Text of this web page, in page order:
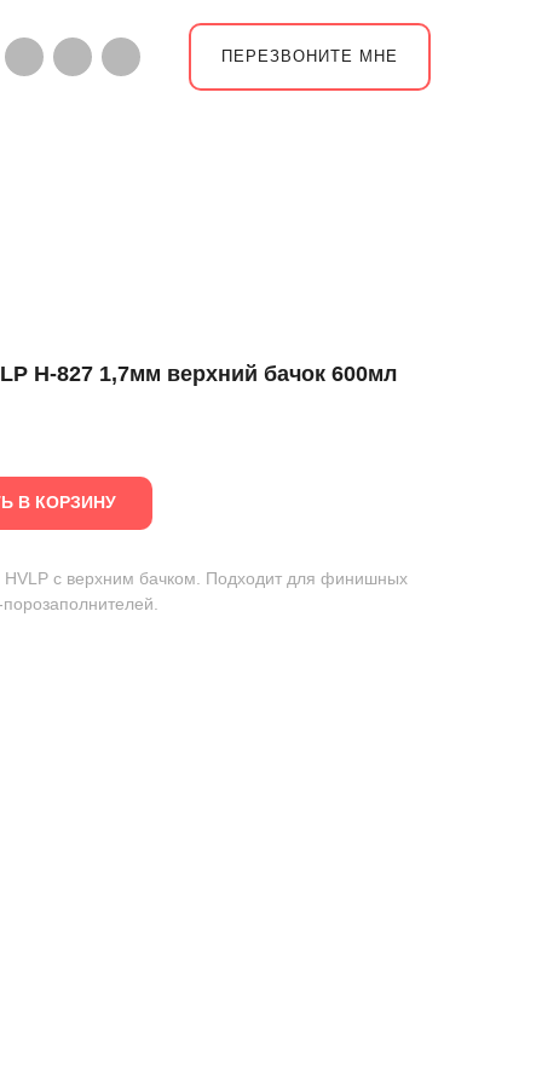
ПЕРЕЗВОНИТЕ МНЕ
H-827 1,7мм верхний бачок 600мл
В КОРЗИНУ
HVLP с верхним бачком. Подходит для финишных